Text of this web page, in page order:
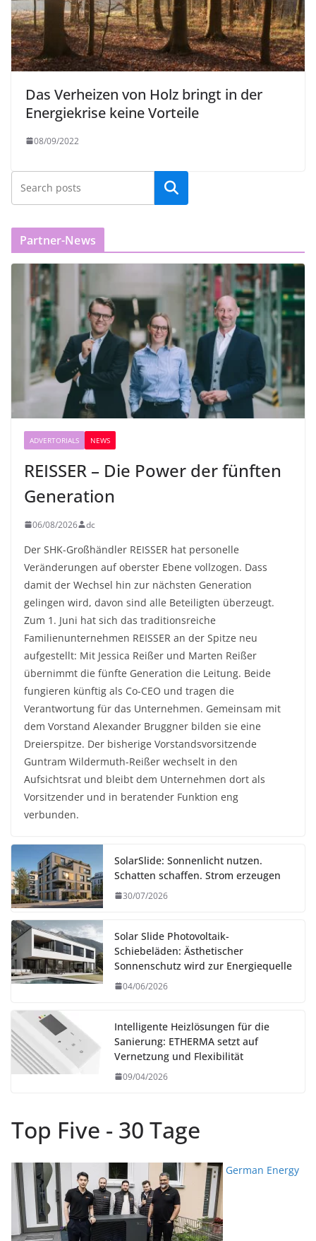
Das Verheizen von Holz bringt in der
Energiekrise keine Vorteile
08/09/2022
Partner-News
ADVERTORIALS NEWS
REISSER – Die Power der fünften
Generation
06/08/2026 dc
Der SHK-Großhändler REISSER hat personelle
Veränderungen auf oberster Ebene vollzogen. Dass
damit der Wechsel hin zur nächsten Generation
gelingen wird, davon sind alle Beteiligten überzeugt.
Zum 1. Juni hat sich das traditionsreiche
Familienunternehmen REISSER an der Spitze neu
aufgestellt: Mit Jessica Reißer und Marten Reißer
übernimmt die fünfte Generation die Leitung. Beide
fungieren künftig als Co-CEO und tragen die
Verantwortung für das Unternehmen. Gemeinsam mit
dem Vorstand Alexander Bruggner bilden sie eine
Dreierspitze. Der bisherige Vorstandsvorsitzende
Guntram Wildermuth-Reißer wechselt in den
Aufsichtsrat und bleibt dem Unternehmen dort als
Vorsitzender und in beratender Funktion eng
verbunden.
SolarSlide: Sonnenlicht nutzen.
Schatten schaffen. Strom erzeugen
30/07/2026
Solar Slide Photovoltaik-
Schiebeläden: Ästhetischer
Sonnenschutz wird zur Energiequelle
04/06/2026
Intelligente Heizlösungen für die
Sanierung: ETHERMA setzt auf
Vernetzung und Flexibilität
09/04/2026
Top Five - 30 Tage
German Energy